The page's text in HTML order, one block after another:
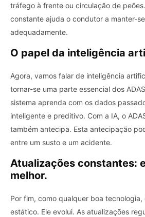
tráfego à frente ou circulação de
constante ajuda o condutor a manter-
adequadamente.
O papel da inteligência
Agora, vamos falar de inteligência
tornar-se uma parte essencial dos
sistema aprenda com os dados
inteligente e preditivo. Com a IA, o
também antecipa. Esta antecipação
entre um susto e um acidente.
Atualizações constantes:
melhor.
Por fim, como qualquer boa tecnologia,
estático. Ele evolui. As atualizações